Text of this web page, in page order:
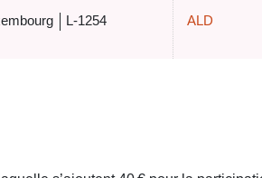
L-1254 ALD